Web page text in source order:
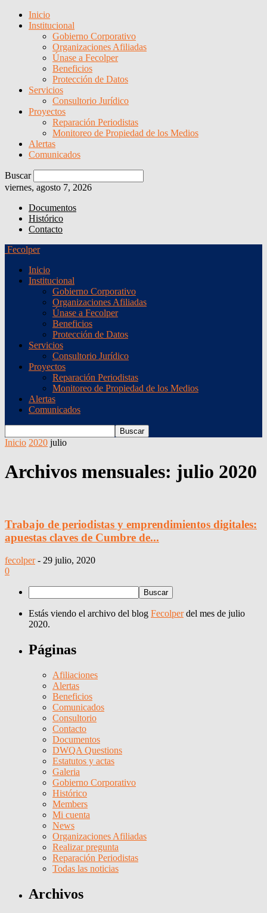
Inicio
Institucional
Gobierno Corporativo
Organizaciones Afiliadas
Únase a Fecolper
Beneficios
Protección de Datos
Servicios
Consultorio Jurídico
Proyectos
Reparación Periodistas
Monitoreo de Propiedad de los Medios
Alertas
Comunicados
Buscar
viernes, agosto 7, 2026
Documentos
Histórico
Contacto
Fecolper
Inicio
Institucional
Gobierno Corporativo
Organizaciones Afiliadas
Únase a Fecolper
Beneficios
Protección de Datos
Servicios
Consultorio Jurídico
Proyectos
Reparación Periodistas
Monitoreo de Propiedad de los Medios
Alertas
Comunicados
Inicio 2020 julio
Archivos mensuales: julio 2020
Trabajo de periodistas y emprendimientos digitales:
apuestas claves de Cumbre de...
fecolper - 29 julio, 2020
0
Estás viendo el archivo del blog Fecolperdel mes de julio
2020.
Páginas
Afiliaciones
Alertas
Beneficios
Comunicados
Consultorio
Contacto
Documentos
DWQA Questions
Estatutos y actas
Galeria
Gobierno Corporativo
Histórico
Members
Mi cuenta
News
Organizaciones Afiliadas
Realizar pregunta
Reparación Periodistas
Todas las noticias
Archivos